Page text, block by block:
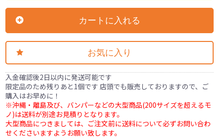
カートに入れる
お気に入り
入金確認後2日以内に発送可能です
限定品のため残りあと1個です 店頭でも販売しておりますので、ご
購入はお早めに！
※沖縄・離島及び、バンパーなどの大型商品(200サイズを超えるモ
ノ)は送料が別途お見積りとなります。
大型商品につきましては、ご注文前に送料について必ずお問い合わ
せくださいますようお願い致します。